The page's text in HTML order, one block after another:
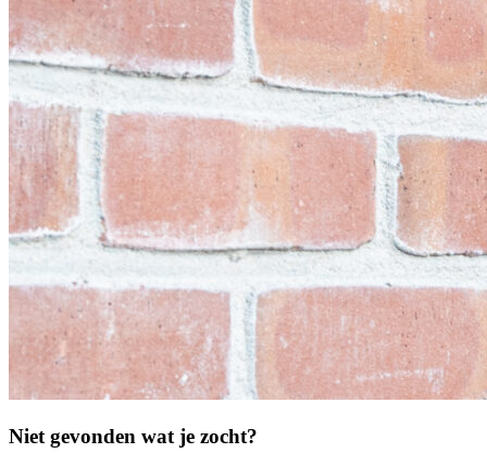
Niet gevonden wat je zocht?